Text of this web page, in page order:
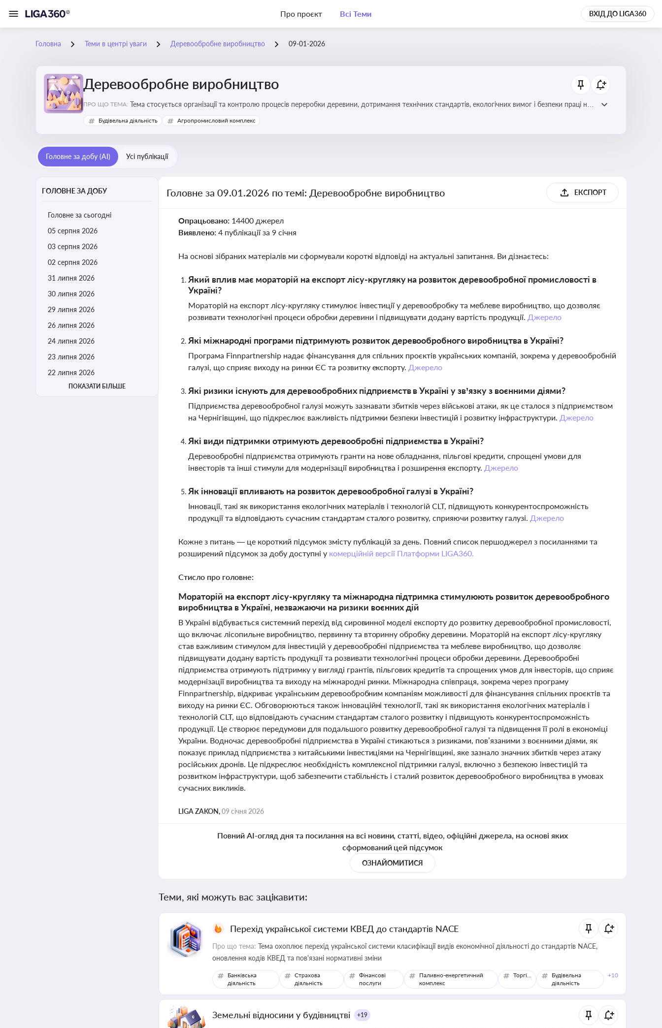
Про проєкт Всі Теми ВХІД ДО LIGA360
Головна Теми в центрі уваги Деревообробне виробництво 09-01-2026
Деревообробне виробництво
ПРО ЩО ТЕМА: Тема стосується організації та контролю процесів переробки деревини, дотримання технічних стандартів, екологічних вимог і безпеки праці на
деревообробних підприємствах
Будівельна діяльність Агропромисловий комплекс
Головне за добу (AI) Усі публікації
ГОЛОВНЕ ЗА ДОБУ
Головне за сьогодні
05 серпня 2026
03 серпня 2026
02 серпня 2026
31 липня 2026
30 липня 2026
29 липня 2026
26 липня 2026
24 липня 2026
23 липня 2026
22 липня 2026
ПОКАЗАТИ БІЛЬШЕ
Головне за 09.01.2026 по темі: Деревообробне виробництво ЕКСПОРТ
Опрацьовано: 14400 джерел
Виявлено: 4 публікації за 9 січня
На основі зібраних матеріалів ми сформували короткі відповіді на актуальні запитання. Ви дізнаєтесь:
Який вплив має мораторій на експорт лісу-кругляку на розвиток деревообробної промисловості в
Україні?
Мораторій на експорт лісу-кругляку стимулює інвестиції у деревообробку та меблеве виробництво, що дозволяє
розвивати технологічні процеси обробки деревини і підвищувати додану вартість продукції. Джерело
Які міжнародні програми підтримують розвиток деревообробного виробництва в Україні?
Програма Finnpartnership надає фінансування для спільних проєктів українських компаній, зокрема у деревообробній
галузі, що сприяє виходу на ринки ЄС та розвитку експорту. Джерело
Які ризики існують для деревообробних підприємств в Україні у зв’язку з воєнними діями?
Підприємства деревообробної галузі можуть зазнавати збитків через військові атаки, як це сталося з підприємством
на Чернігівщині, що підкреслює важливість підтримки безпеки інвестицій і розвитку інфраструктури. Джерело
Які види підтримки отримують деревообробні підприємства в Україні?
Деревообробні підприємства отримують гранти на нове обладнання, пільгові кредити, спрощені умови для
інвесторів та інші стимули для модернізації виробництва і розширення експорту. Джерело
Як інновації впливають на розвиток деревообробної галузі в Україні?
Інновації, такі як використання екологічних матеріалів і технологій CLT, підвищують конкурентоспроможність
продукції та відповідають сучасним стандартам сталого розвитку, сприяючи розвитку галузі. Джерело
Кожне з питань — це короткий підсумок змісту публікацій за день. Повний список першоджерел з посиланнями та
розширений підсумок за добу доступні у комерційній версії Платформи LIGA360.
Стисло про головне:
Мораторій на експорт лісу-кругляку та міжнародна підтримка стимулюють розвиток деревообробного
виробництва в Україні, незважаючи на ризики воєнних дій
В Україні відбувається системний перехід від сировинної моделі експорту до розвитку деревообробної промисловості,
що включає лісопильне виробництво, первинну та вторинну обробку деревини. Мораторій на експорт лісу-кругляку
став важливим стимулом для інвестицій у деревообробні підприємства та меблеве виробництво, що дозволяє
підвищувати додану вартість продукції та розвивати технологічні процеси обробки деревини. Деревообробні
підприємства отримують підтримку у вигляді грантів, пільгових кредитів та спрощених умов для інвесторів, що сприяє
модернізації виробництва та виходу на міжнародні ринки. Міжнародна співпраця, зокрема через програму
Finnpartnership, відкриває українським деревообробним компаніям можливості для фінансування спільних проєктів та
виходу на ринки ЄС. Обговорюються також інноваційні технології, такі як використання екологічних матеріалів і
технологій CLT, що відповідають сучасним стандартам сталого розвитку і підвищують конкурентоспроможність
продукції. Це створює передумови для подальшого розвитку деревообробної галузі та підвищення її ролі в економіці
України. Водночас деревообробні підприємства в Україні стикаються з ризиками, пов’язаними з воєнними діями, як
показує приклад підприємства з китайськими інвестиціями на Чернігівщині, яке зазнало значних збитків через атаку
російських дронів. Це підкреслює необхідність комплексної підтримки галузі, включно з безпекою інвестицій та
розвитком інфраструктури, щоб забезпечити стабільність і сталий розвиток деревообробного виробництва в умовах
сучасних викликів.
LIGA ZAKON,09 січня 2026
Повний AI-огляд дня та посилання на всі новини, статті, відео, офіційні джерела, на основі яких
сформований цей підсумок
ОЗНАЙОМИТИСЯ
Теми, які можуть вас зацікавити:
Перехід української системи КВЕД до стандартів NACE
Про що тема: Тема охоплює перехід української системи класифікації видів економічної діяльності до стандартів NACE,
оновлення кодів КВЕД та пов'язані нормативні зміни
Банківська
діяльність
Страхова
діяльність
Фінансові
послуги
Паливно-енергетичний
комплекс
Торгівля
Будівельна
діяльність
+10
Земельні відносини у будівництві +19